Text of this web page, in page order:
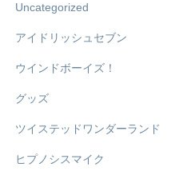
Uncategorized
アイドリッシュセブン
ウインドボーイズ！
グッズ
ツイステッドワンダーランド
ヒプノシスマイク